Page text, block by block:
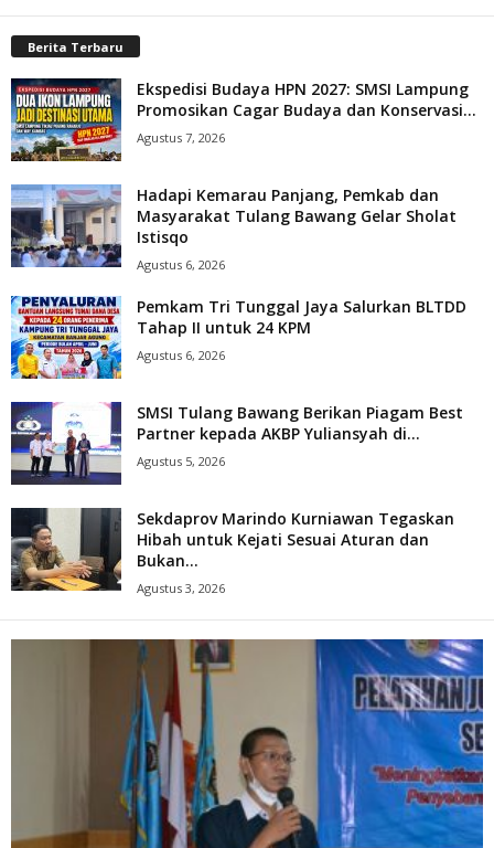
Berita Terbaru
Ekspedisi Budaya HPN 2027: SMSI Lampung
Promosikan Cagar Budaya dan Konservasi...
Agustus 7, 2026
Hadapi Kemarau Panjang, Pemkab dan
Masyarakat Tulang Bawang Gelar Sholat
Istisqo
Agustus 6, 2026
Pemkam Tri Tunggal Jaya Salurkan BLTDD
Tahap II untuk 24 KPM
Agustus 6, 2026
SMSI Tulang Bawang Berikan Piagam Best
Partner kepada AKBP Yuliansyah di...
Agustus 5, 2026
Sekdaprov Marindo Kurniawan Tegaskan
Hibah untuk Kejati Sesuai Aturan dan
Bukan...
Agustus 3, 2026